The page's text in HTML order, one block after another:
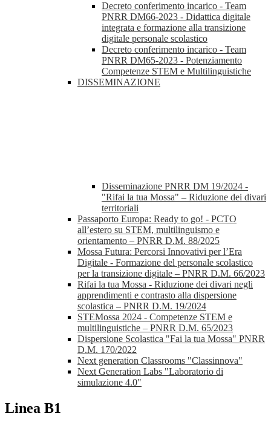
Decreto conferimento incarico - Team
PNRR DM66-2023 - Didattica digitale
integrata e formazione alla transizione
digitale personale scolastico
Decreto conferimento incarico - Team
PNRR DM65-2023 - Potenziamento
Competenze STEM e Multilinguistiche
DISSEMINAZIONE
Disseminazione PNRR DM 19/2024 -
"Rifai la tua Mossa" – Riduzione dei divari
territoriali
Passaporto Europa: Ready to go! - PCTO
all’estero su STEM, multilinguismo e
orientamento – PNRR D.M. 88/2025
Mossa Futura: Percorsi Innovativi per l’Era
Digitale - Formazione del personale scolastico
per la transizione digitale – PNRR D.M. 66/2023
Rifai la tua Mossa - Riduzione dei divari negli
apprendimenti e contrasto alla dispersione
scolastica – PNRR D.M. 19/2024
STEMossa 2024 - Competenze STEM e
multilinguistiche – PNRR D.M. 65/2023
Dispersione Scolastica "Fai la tua Mossa" PNRR
D.M. 170/2022
Next generation Classrooms "Classinnova"
Next Generation Labs "Laboratorio di
simulazione 4.0"
Linea B1